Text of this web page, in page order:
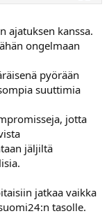
ajatuksen kanssa.
ongelmaan
pyörään
suuttimia
jotta
jäljiltä
jatkaa vaikka
tasolle.